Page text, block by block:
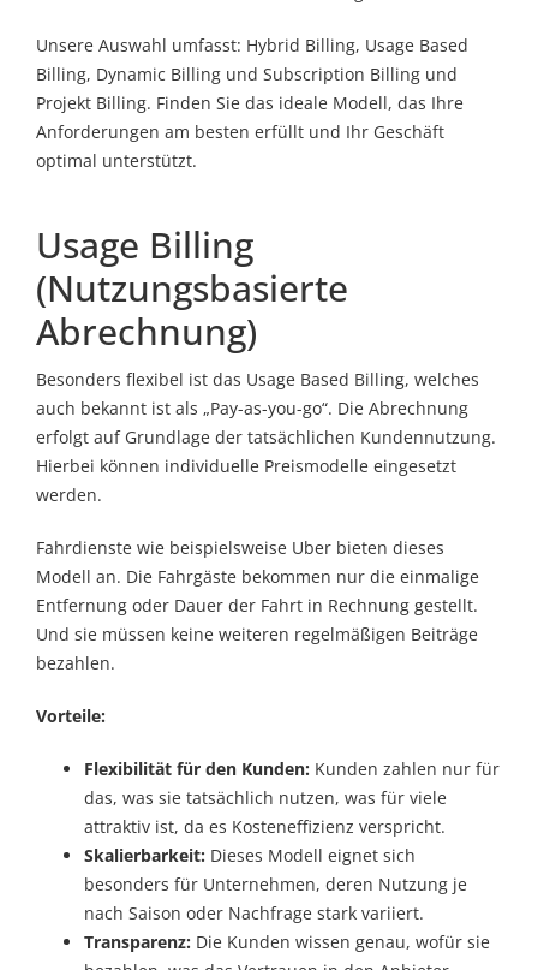
Unsere Auswahl umfasst: Hybrid Billing, Usage Based
Billing, Dynamic Billing und Subscription Billing und
Projekt Billing. Finden Sie das ideale Modell, das Ihre
Anforderungen am besten erfüllt und Ihr Geschäft
optimal unterstützt.
Usage Billing
(Nutzungsbasierte
Abrechnung)
Besonders flexibel ist das Usage Based Billing, welches
auch bekannt ist als „Pay-as-you-go“. Die Abrechnung
erfolgt auf Grundlage der tatsächlichen Kundennutzung.
Hierbei können individuelle Preismodelle eingesetzt
werden.
Fahrdienste wie beispielsweise Uber bieten dieses
Modell an. Die Fahrgäste bekommen nur die einmalige
Entfernung oder Dauer der Fahrt in Rechnung gestellt.
Und sie müssen keine weiteren regelmäßigen Beiträge
bezahlen.
Vorteile:
Flexibilität für den Kunden: Kunden zahlen nur für
das, was sie tatsächlich nutzen, was für viele
attraktiv ist, da es Kosteneffizienz verspricht.
Skalierbarkeit: Dieses Modell eignet sich
besonders für Unternehmen, deren Nutzung je
nach Saison oder Nachfrage stark variiert.
Transparenz: Die Kunden wissen genau, wofür sie